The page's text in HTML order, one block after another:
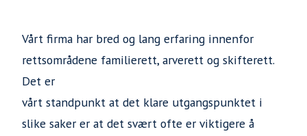
Vårt firma har bred og lang erfaring innenfor
rettsområdene familierett, arverett og skifterett.
Det er
vårt standpunkt at det klare utgangspunktet i
slike saker er at det svært ofte er viktigere å